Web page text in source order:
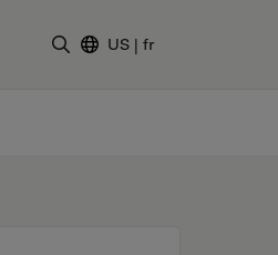
US | fr